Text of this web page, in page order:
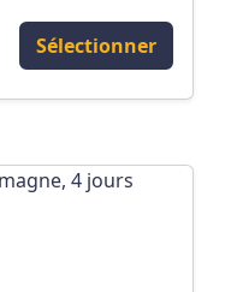
Sélectionner